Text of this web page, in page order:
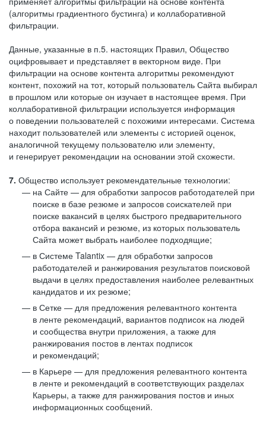
(алгоритмы градиентного бустинга) и коллаборативной
фильтрации.
Данные, указанные в п.5. настоящих Правил, Общество
оцифровывает и представляет в векторном виде. При
фильтрации на основе контента алгоритмы рекомендуют
контент, похожий на тот, который пользователь Сайта выбирал
в прошлом или которые он изучает в настоящее время. При
коллаборативной фильтрации используется информация
о поведении пользователей с похожими интересами. Система
находит пользователей или элементы с историей оценок,
аналогичной текущему пользователю или элементу,
и генерирует рекомендации на основании этой схожести.
7. Общество использует рекомендательные технологии:
на Сайте — для обработки запросов работодателей при
поиске в базе резюме и запросов соискателей при
поиске вакансий в целях быстрого предварительного
отбора вакансий и резюме, из которых пользователь
Сайта может выбрать наиболее подходящие;
в Системе Talantix — для обработки запросов
работодателей и ранжирования результатов поисковой
выдачи в целях предоставления наиболее релевантных
кандидатов и их резюме;
в Сетке — для предложения релевантного контента
в ленте рекомендаций, вариантов подписок на людей
и сообщества внутри приложения, а также для
ранжирования постов в лентах подписок
и рекомендаций;
в Карьере — для предложения релевантного контента
в ленте и рекомендаций в соответствующих разделах
Карьеры, а также для ранжирования постов и иных
информационных сообщений.